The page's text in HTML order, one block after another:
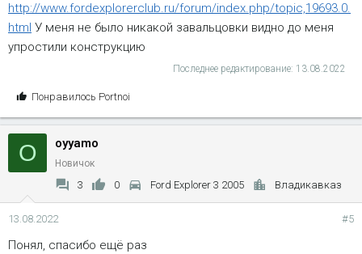
http://www.fordexplorerclub.ru/forum/index.php/topic,19693.0.
html У меня не было никакой завальцовки видно до меня
упростили конструкцию
Последнее редактирование: 13.08.2022
С
м
п
а
:
Понравилось Portnoi
O oyyamo
Новичок
3 0 Ford Explorer 3 2005 Владикавказ
13.08.2022 #5
Понял, спасибо ещё раз